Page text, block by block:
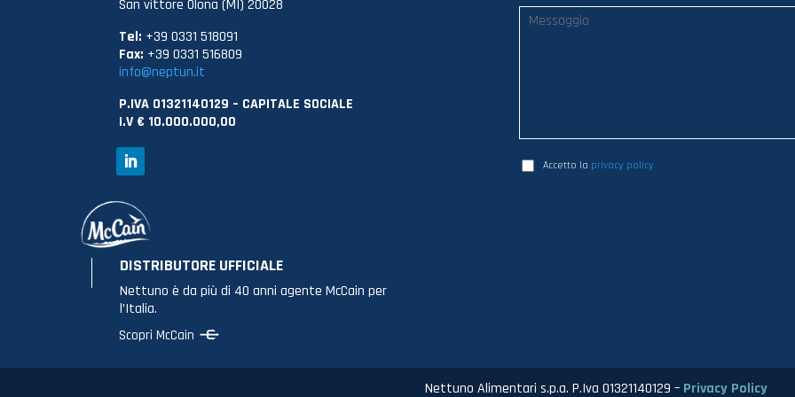
San vittore Olona (MI) 20028
Tel: +39 0331 518091
Fax: +39 0331 516809
info@neptun.it
P.IVA 01321140129 – CAPITALE SOCIALE
I.V € 10.000.000,00
DISTRIBUTORE UFFICIALE
Nettuno è da più di 40 anni agente McCain per
l’Italia.
Scopri McCain
Accetto la privacy policy
Nettuno Alimentari s.p.a. P.Iva 01321140129 – Privacy Policy